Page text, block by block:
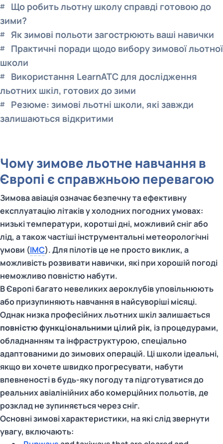
Що робить льотну школу справді готовою до
зими?
Як зимові польоти загострюють ваші навички
Практичні поради щодо вибору зимової льотної
школи
Використання LearnATC для дослідження
льотних шкіл, готових до зими
Резюме: зимові льотні школи, які завжди
залишаються відкритими
Чому зимове льотне навчання в
Європі є справжньою перевагою
Зимова авіація означає безпечну та ефективну
експлуатацію літаків у холодних погодних умовах:
низькі температури, коротші дні, можливий сніг або
лід, а також частіші інструментальні метеорологічні
умови (IMC). Для пілотів це не просто виклик, а
можливість розвивати навички, які при хорошій погоді
неможливо повністю набути.
В Європі багато невеликих аероклубів уповільнюють
або призупиняють навчання в найсуворіші місяці.
Однак низка професійних льотних шкіл залишається
повністю функціональними цілий рік, із процедурами,
обладнанням та інфраструктурою, спеціально
адаптованими до зимових операцій. Ці школи ідеальні,
якщо ви хочете швидко прогресувати, набути
впевненості в будь-яку погоду та підготуватися до
реальних авіалінійних або комерційних польотів, де
розклад не зупиняється через сніг.
Основні зимові характеристики, на які слід звернути
увагу, включають: